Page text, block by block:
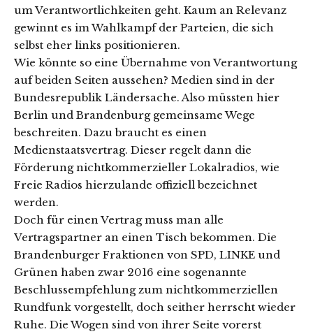
um Verantwortlichkeiten geht. Kaum an Relevanz
gewinnt es im Wahlkampf der Parteien, die sich
selbst eher links positionieren.
Wie könnte so eine Übernahme von Verantwortung
auf beiden Seiten aussehen? Medien sind in der
Bundesrepublik Ländersache. Also müssten hier
Berlin und Brandenburg gemeinsame Wege
beschreiten. Dazu braucht es einen
Medienstaatsvertrag. Dieser regelt dann die
Förderung nichtkommerzieller Lokalradios, wie
Freie Radios hierzulande offiziell bezeichnet
werden.
Doch für einen Vertrag muss man alle
Vertragspartner an einen Tisch bekommen. Die
Brandenburger Fraktionen von SPD, LINKE und
Grünen haben zwar 2016 eine sogenannte
Beschlussempfehlung zum nichtkommerziellen
Rundfunk vorgestellt, doch seither herrscht wieder
Ruhe. Die Wogen sind von ihrer Seite vorerst